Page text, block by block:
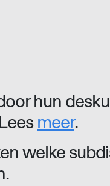
hun
meer.
welke